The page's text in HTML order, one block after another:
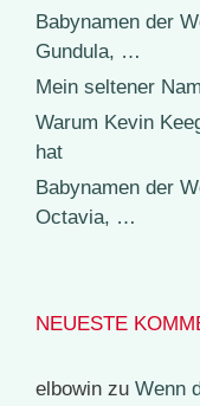
Babynamen der
Gundula, …
Mein seltener
Warum Kevin
hat
Babynamen der
Octavia, …
NEUESTE
elbowin zu Wenn